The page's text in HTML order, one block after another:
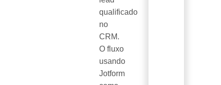
qualificado
no
CRM.
O fluxo
usando
Jotform